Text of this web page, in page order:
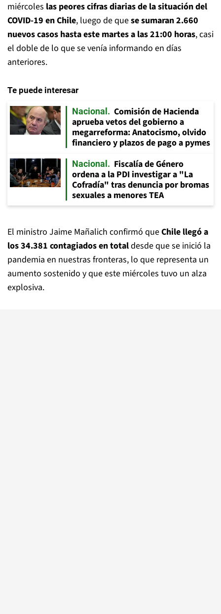
miércoles las peores cifras diarias de la situación del
COVID-19 en Chile, luego de quese sumaran 2.660
nuevos casos hasta este martes a las 21:00 horas, casi
el doble de lo que se venía informando en días
anteriores.
Te puede interesar
Nacional
Comisión de Hacienda
aprueba vetos del gobierno a
megarreforma: Anatocismo, olvido
financiero y plazos de pago a pymes
Nacional
Fiscalía de Género
ordena a la PDI investigar a "La
Cofradía" tras denuncia por bromas
sexuales a menores TEA
El ministro Jaime Mañalich confirmó queChile llegó a
los 34.381 contagiados en totaldesde que se inició la
pandemia en nuestras fronteras, lo que representa un
aumento sostenido y que este miércoles tuvo un alza
explosiva.